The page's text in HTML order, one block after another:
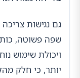
גם נגישות
שפה פשוטה,
ויכולת שימוש
יותר, כי חלק